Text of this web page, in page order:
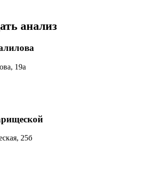
анализ
19а
25б